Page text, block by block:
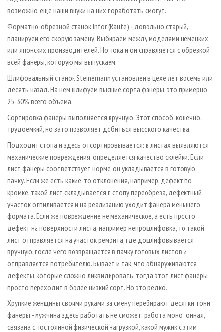
возможно, еще наши внуки на них поработать смогут.
Форматно-обрезной станок Infor (Raute) - довольно старый,
планируем его скорую замену. Выбираем между моделями немецких
или японских производителей. Но пока и он справляется с обрезкой
всей фанеры, которую мы выпускаем.
Шлифовальный станок Steinemann установлен в цехе лет восемь или
десять назад. На нем шлифуем высшие сорта фанеры, это примерно
25-30% всего объема.
Сортировка фанеры выполняется вручную. Этот способ, конечно,
трудоемкий, но зато позволяет добиться высокого качества.
Подходит стопа и здесь отсортировывается: в листах выявляются
механические повреждения, определяется качество склейки. Если
лист фанеры соответствует норме, он укладывается в готовую
пачку. Если же есть какие-то отклонения, например, дефект по
кромке, такой лист складывается в стопу переобреза, дефектный
участок отпиливается и на реализацию уходит фанера меньшего
формата. Если же повреждение не механическое, а есть просто
дефект на поверхности листа, например непрошлифовка, то такой
лист отправляется на участок ремонта, где дошлифовывается
вручную, после чего возвращается в пачку готовых листов и
отправляется потребителю. Бывает и так, что обнаруживаются
дефекты, которые сложно ликвидировать, тогда этот лист фанеры
просто переходит в более низкий сорт. Но это редко.
Хрупкие женщины своими руками за смену перебирают десятки тонн
фанеры - мужчина здесь работать не сможет: работа монотонная,
связана с постоянной физической нагрузкой, какой мужик с этим